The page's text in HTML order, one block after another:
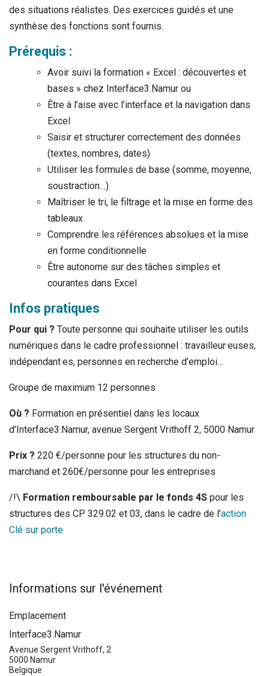
des situations réalistes. Des exercices guidés et une
synthèse des fonctions sont fournis.
Prérequis :
Avoir suivi la formation « Excel : découvertes et
bases » chez Interface3.Namur ou
Être à l’aise avec l’interface et la navigation dans
Excel
Saisir et structurer correctement des données
(textes, nombres, dates)
Utiliser les formules de base (somme, moyenne,
soustraction…)
Maîtriser le tri, le filtrage et la mise en forme des
tableaux
Comprendre les références absolues et la mise
en forme conditionnelle
Être autonome sur des tâches simples et
courantes dans Excel
Infos pratiques
Pour qui ? Toute personne qui souhaite utiliser les outils
numériques dans le cadre professionnel : travailleur·euses,
indépendant·es, personnes en recherche d’emploi…
Groupe de maximum 12 personnes
Où ? Formation en présentiel dans les locaux
d’Interface3.Namur, avenue Sergent Vrithoff 2, 5000 Namur
Prix ? 220 €/personne pour les structures du non-
marchand et 260€/personne pour les entreprises
/!\ Formation remboursable par le fonds 4S pour les
structures des CP 329.02 et 03, dans le cadre de l’action
Clé sur porte
Informations sur l'événement
Emplacement
Interface3.Namur
Avenue Sergent Vrithoff, 2
5000 Namur
Belgique